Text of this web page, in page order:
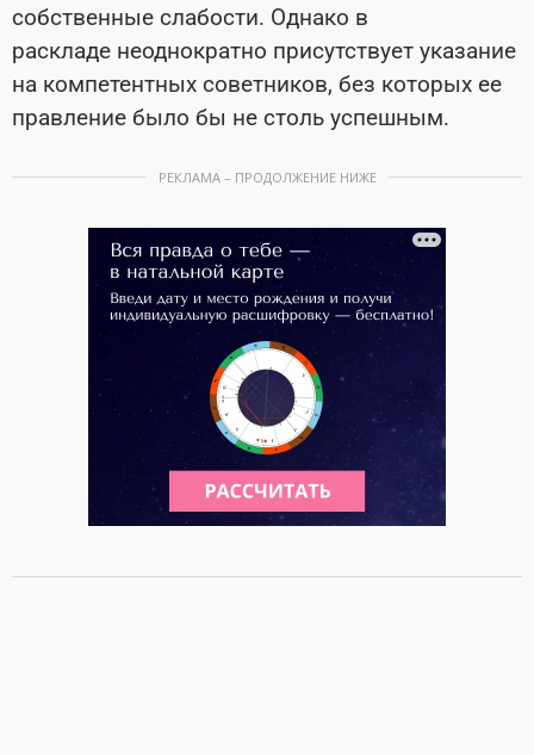
собственные слабости. Однако в
раскладе неоднократно присутствует указание
на компетентных советников, без которых ее
правление было бы не столь успешным.
РЕКЛАМА – ПРОДОЛЖЕНИЕ НИЖЕ